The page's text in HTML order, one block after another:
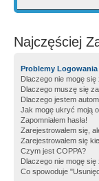
Najczęściej
Problemy
Dlaczego nie mogę się
Dlaczego muszę się
Dlaczego jestem
Jak mogę ukryć moją
Zapomniałem hasła!
Zarejestrowałem się,
Zarejestrowałem się
Czym jest COPPA?
Dlaczego nie mogę
Co spowoduje